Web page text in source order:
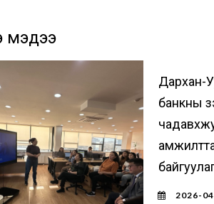
мэдээ
Дархан-
банкны
2026-